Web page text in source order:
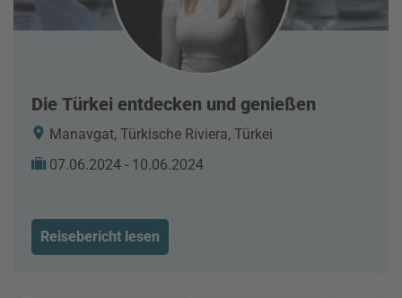
Die Türkei entdecken und genießen
Manavgat, Türkische Riviera, Türkei
07.06.2024 - 10.06.2024
Reisebericht lesen